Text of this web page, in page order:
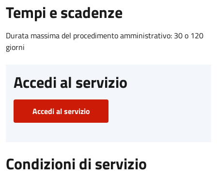
Tempi e scadenze
Durata massima del procedimento amministrativo: 30 o 120
giorni
Accedi al servizio
Accedi al servizio
Condizioni di servizio